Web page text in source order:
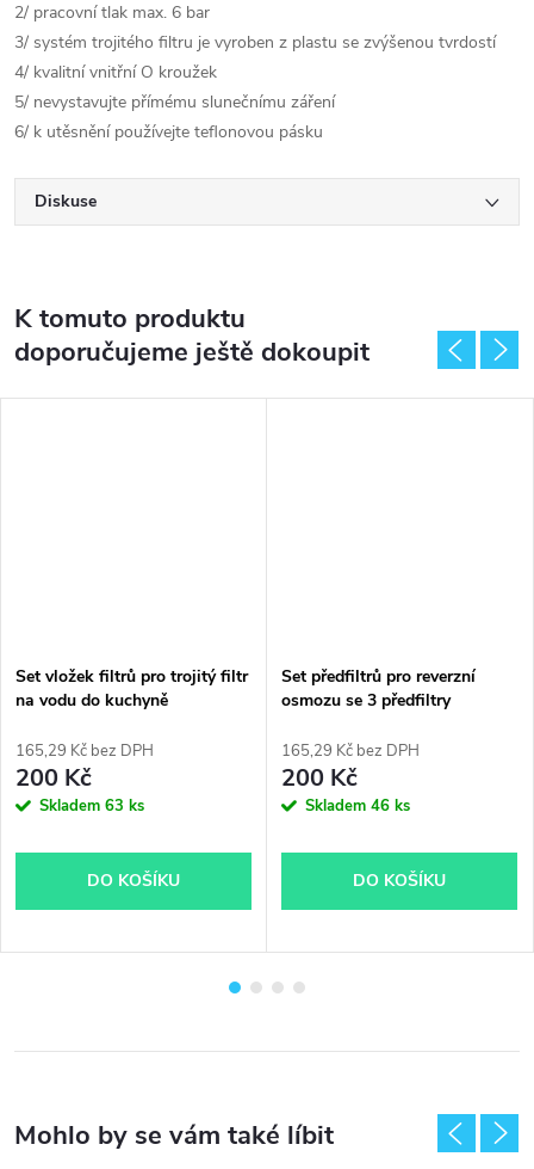
2/ pracovní tlak max. 6 bar
3/ systém trojitého filtru je vyroben z plastu se zvýšenou tvrdostí
4/ kvalitní vnitřní O kroužek
5/ nevystavujte přímému slunečnímu záření
6/ k utěsnění používejte teflonovou pásku
Diskuse
K tomuto produktu
doporučujeme ještě dokoupit
Set vložek filtrů pro trojitý filtr
na vodu do kuchyně
165,29 Kč bez DPH
200 Kč
Skladem 63 ks
DO KOŠÍKU
Set předfiltrů pro reverzní
osmozu se 3 předfiltry
165,29 Kč bez DPH
200 Kč
Skladem 46 ks
DO KOŠÍKU